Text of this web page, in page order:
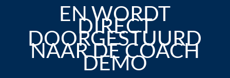
EN WORDT
DIRECT
DOORGESTUURD
NAAR DE COACH
DEMO